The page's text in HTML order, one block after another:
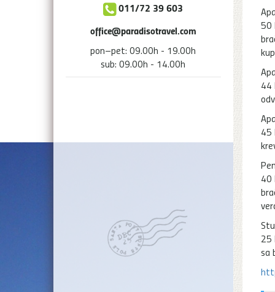
50
44
45
40
25
sa
011/72 39 603
office@paradisotravel.com
pon–pet: 09.00h - 19.00h
sub: 09.00h - 14.00h